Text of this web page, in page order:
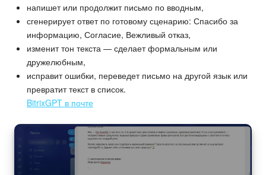
напишет или продолжит письмо по вводным,
сгенерирует ответ по готовому сценарию: Спасибо за
информацию, Согласие, Вежливый отказ,
изменит тон текста — сделает формальным или
дружелюбным,
исправит ошибки, переведет письмо на другой язык или
превратит текст в список.
BitrixGPT в почте